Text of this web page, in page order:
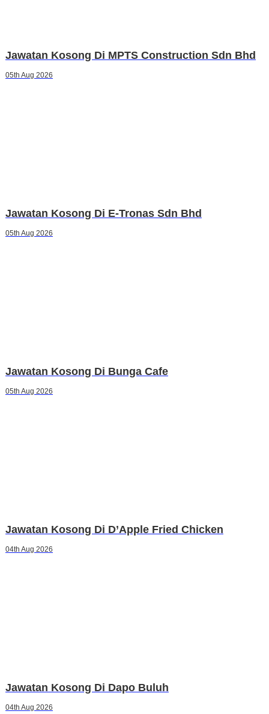
Jawatan Kosong Di MPTS Construction Sdn Bhd
05th Aug 2026
Jawatan Kosong Di E-Tronas Sdn Bhd
05th Aug 2026
Jawatan Kosong Di Bunga Cafe
05th Aug 2026
Jawatan Kosong Di D’Apple Fried Chicken
04th Aug 2026
Jawatan Kosong Di Dapo Buluh
04th Aug 2026